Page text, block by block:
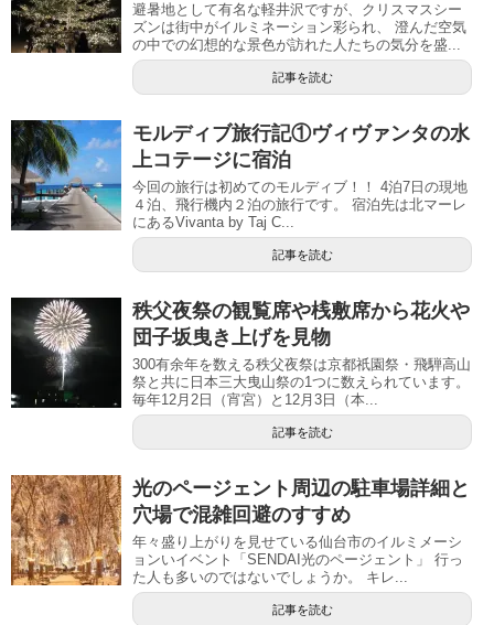
避暑地として有名な軽井沢ですが、クリスマスシー
ズンは街中がイルミネーション彩られ、 澄んだ空気
の中での幻想的な景色が訪れた人たちの気分を盛...
記事を読む
モルディブ旅行記①ヴィヴァンタの水
上コテージに宿泊
今回の旅行は初めてのモルディブ！！ 4泊7日の現地
４泊、飛行機内２泊の旅行です。 宿泊先は北マーレ
にあるVivanta by Taj C...
記事を読む
秩父夜祭の観覧席や桟敷席から花火や
団子坂曳き上げを見物
300有余年を数える秩父夜祭は京都祇園祭・飛騨高山
祭と共に日本三大曳山祭の1つに数えられています。
毎年12月2日（宵宮）と12月3日（本...
記事を読む
光のページェント周辺の駐車場詳細と
穴場で混雑回避のすすめ
年々盛り上がりを見せている仙台市のイルミメーシ
ョンいイベント「SENDAI光のページェント」 行っ
た人も多いのではないでしょうか。 キレ...
記事を読む